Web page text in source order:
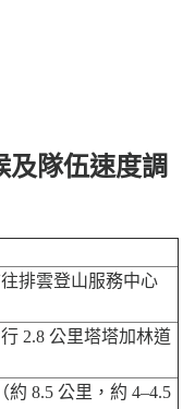
及隊伍速度調
排雲登山服務中心
2.8 公里塔塔加林道
8.5 公里，約 4–4.5